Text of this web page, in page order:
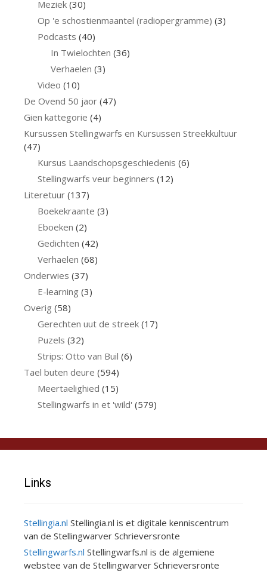
Meziek(30)
Op 'e schostienmaantel (radiopergramme) (3)
Podcasts (40)
In Twielochten (36)
Verhaelen (3)
Video (10)
De Ovend 50 jaor (47)
Gien kattegorie (4)
Kursussen Stellingwarfs en Kursussen Streekkultuur
(47)
Kursus Laandschopsgeschiedenis (6)
Stellingwarfs veur beginners (12)
Literetuur (137)
Boekekraante (3)
Eboeken (2)
Gedichten (42)
Verhaelen (68)
Onderwies (37)
E-learning (3)
Overig (58)
Gerechten uut de streek(17)
Puzels (32)
Strips: Otto van Buil (6)
Tael buten deure (594)
Meertaelighied (15)
Stellingwarfs in et 'wild' (579)
Links
Stellingia.nl Stellingia.nl is et digitale kenniscentrum
van de Stellingwarver Schrieversronte
Stellingwarfs.nl Stellingwarfs.nl is de algemiene
webstee van de Stellingwarver Schrieversronte